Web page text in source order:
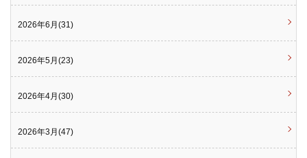
2026年6月(31)
2026年5月(23)
2026年4月(30)
2026年3月(47)